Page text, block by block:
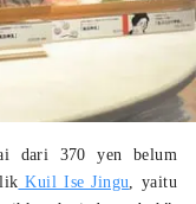
dari 370 yen belum
Kuil Ise Jingu, yaitu